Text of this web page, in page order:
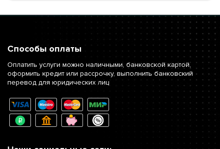
Способы оплаты
Оплатить услуги можно наличными, банковской картой,
оформить кредит или рассрочку, выполнить банковский
перевод для юридических лиц